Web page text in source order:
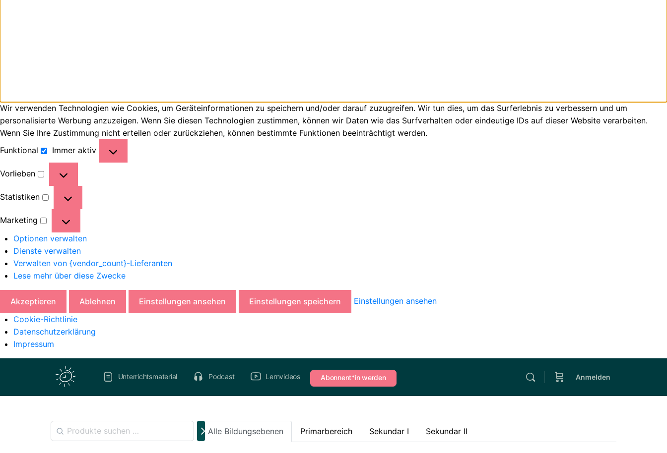
Wir verwenden Technologien wie Cookies, um Geräteinformationen zu speichern und/oder darauf zuzugreifen. Wir tun dies, um das Surferlebnis zu verbessern und um
personalisierte Werbung anzuzeigen. Wenn Sie diesen Technologien zustimmen, können wir Daten wie das Surfverhalten oder eindeutige IDs auf dieser Website verarbeiten.
Wenn Sie Ihre Zustimmung nicht erteilen oder zurückziehen, können bestimmte Funktionen beeinträchtigt werden.
Funktional
Immer aktiv
Vorlieben
Statistiken
Marketing
Optionen verwalten
Dienste verwalten
Verwalten von {vendor_count}-Lieferanten
Lese mehr über diese Zwecke
Akzeptieren Ablehnen Einstellungen ansehen Einstellungen speichern
Einstellungen ansehen
Cookie-Richtlinie
Datenschutzerklärung
Impressum
Unterrichtsmaterial Podcast Lernvideos Abonnent*in werden Anmelden
Alle Bildungsebenen Primarbereich Sekundar I Sekundar II